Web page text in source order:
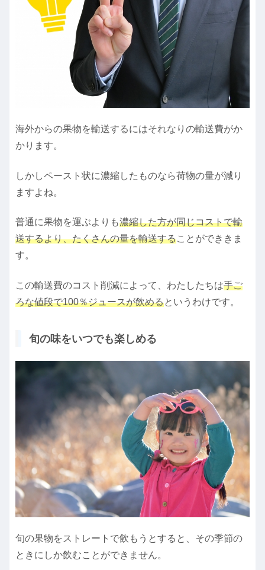
海外からの果物を輸送するにはそれなりの輸送費がか
かります。
しかしペースト状に濃縮したものなら荷物の量が減り
ますよね。
普通に果物を運ぶよりも濃縮した方が同じコストで輸
送するより、たくさんの量を輸送することができきま
す。
この輸送費のコスト削減によって、わたしたちは手ご
ろな値段で100％ジュースが飲めるというわけです。
旬の味をいつでも楽しめる
旬の果物をストレートで飲もうとすると、その季節の
ときにしか飲むことができません。